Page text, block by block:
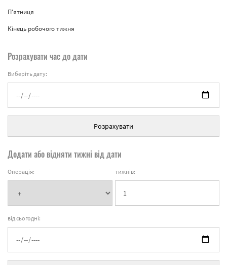
П'ятниця
Кінець робочого тижня
Розрахувати час до дати
Виберіть дату:
Розрахувати
Додати або відняти тижні від дати
Операція: тижнів:
від сьогодні: